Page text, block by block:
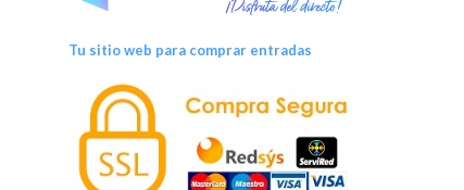
Tu sitio web para comprar entradas